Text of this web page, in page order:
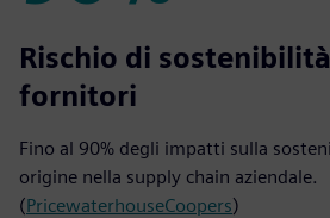
90%
Rischio di
fornitori
Fino al 90% degli impatti sulla
origine nella supply chain aziendale.
(PricewaterhouseCoopers)